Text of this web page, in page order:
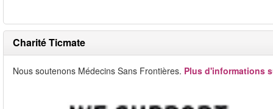
Charité Ticmate
Nous soutenons Médecins Sans Frontières. Plus d'informations